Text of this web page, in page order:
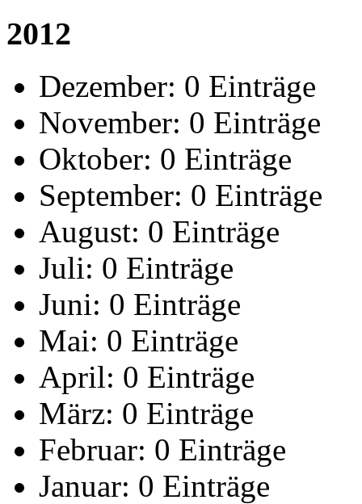
2012
Dezember: 0 Einträge
November: 0 Einträge
Oktober: 0 Einträge
September: 0 Einträge
August: 0 Einträge
Juli: 0 Einträge
Juni: 0 Einträge
Mai: 0 Einträge
April: 0 Einträge
März: 0 Einträge
Februar: 0 Einträge
Januar: 0 Einträge